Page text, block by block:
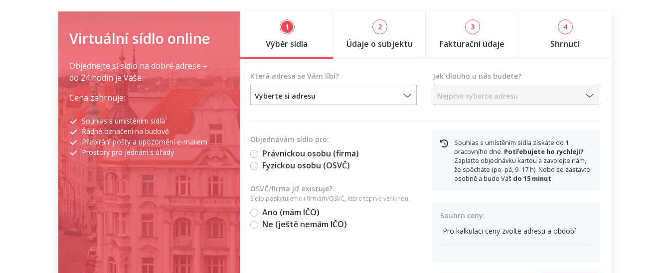
Virtuální sídlo online
Objednejte si sídlo na dobré adrese –
do 24 hodin je Vaše.
Cena zahrnuje:
Souhlas s umístěním sídla
Řádné označení na budově
Přebírání pošty a upozornění e-mailem
Prostory pro jednání s úřady
1
Výběr sídla
2
Údaje o subjektu
3
Fakturační údaje
4
Shrnutí
Která adresa se Vám líbí?
Vyberte si adresu
Jak dlouho u nás budete?
Nejprve vyberte adresu
Objednávám sídlo pro:
Právnickou osobu (firma)
Fyzickou osobu (OSVČ)
OSVČ/firma již existuje?
Sídlo poskytujeme i firmám/OSVČ, které teprve vzniknou.
Ano (mám IČO)
Ne (ještě nemám IČO)
Souhlas s umístěním sídla získáte do 1
pracovního dne. Potřebujete ho rychleji?
Zaplaťte objednávku kartou a zavolejte nám,
že spěcháte (po–pá, 9–17 h). Nebo se zastavte
osobně a bude Váš do 15 minut.
Souhrn ceny:
Pro kalkulaci ceny zvolte adresu a období